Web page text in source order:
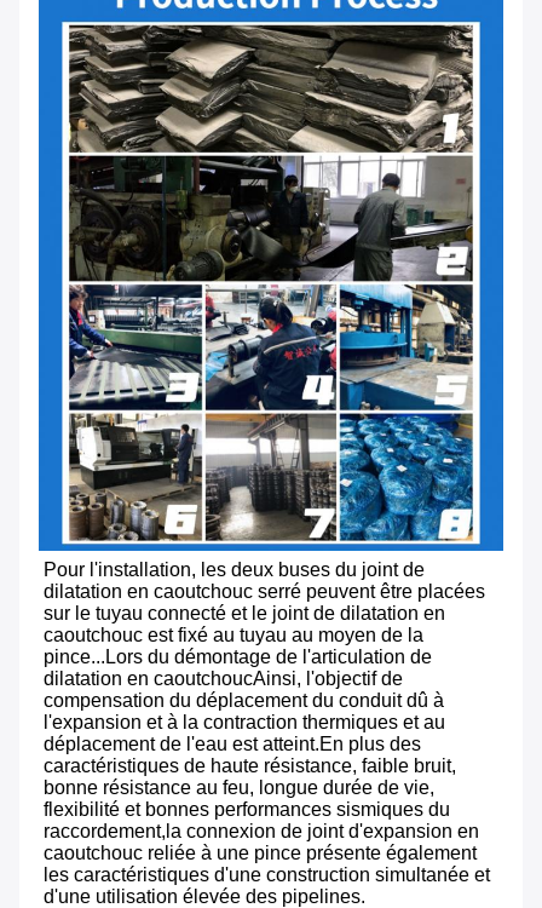
Pour l'installation, les deux buses du joint de
dilatation en caoutchouc serré peuvent être placées
sur le tuyau connecté et le joint de dilatation en
caoutchouc est fixé au tuyau au moyen de la
pince...Lors du démontage de l'articulation de
dilatation en caoutchoucAinsi, l'objectif de
compensation du déplacement du conduit dû à
l'expansion et à la contraction thermiques et au
déplacement de l'eau est atteint.En plus des
caractéristiques de haute résistance, faible bruit,
bonne résistance au feu, longue durée de vie,
flexibilité et bonnes performances sismiques du
raccordement,la connexion de joint d'expansion en
caoutchouc reliée à une pince présente également
les caractéristiques d'une construction simultanée et
d'une utilisation élevée des pipelines.